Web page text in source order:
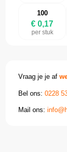
100
€ 0,17
per stuk
Vraag je je af
Bel ons:0228
Mail ons: